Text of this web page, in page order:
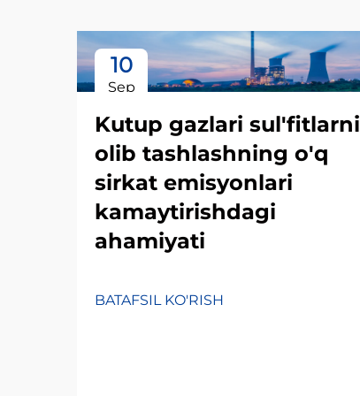
10
Sep
Kutup gazlari sul'fitlarni
olib tashlashning o'q
sirkat emisyonlari
kamaytirishdagi
ahamiyati
BATAFSIL KO'RISH